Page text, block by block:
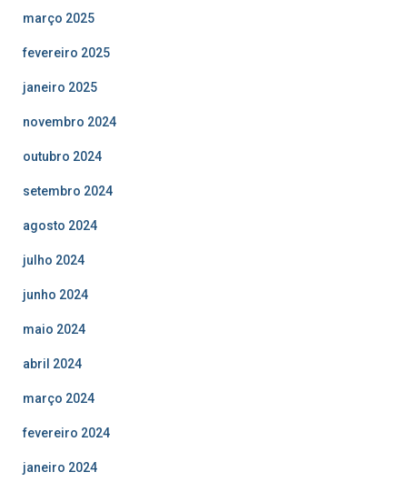
março 2025
fevereiro 2025
janeiro 2025
novembro 2024
outubro 2024
setembro 2024
agosto 2024
julho 2024
junho 2024
maio 2024
abril 2024
março 2024
fevereiro 2024
janeiro 2024